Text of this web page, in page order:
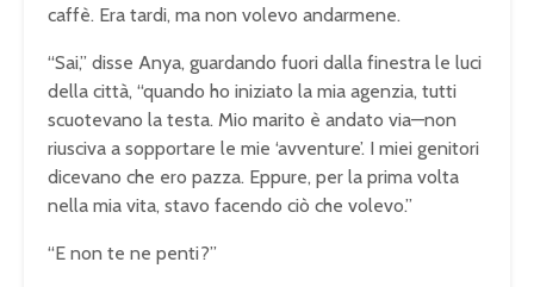
caffè. Era tardi, ma non volevo andarmene.
“Sai,” disse Anya, guardando fuori dalla finestra le luci
della città, “quando ho iniziato la mia agenzia, tutti
scuotevano la testa. Mio marito è andato via—non
riusciva a sopportare le mie ‘avventure’. I miei genitori
dicevano che ero pazza. Eppure, per la prima volta
nella mia vita, stavo facendo ciò che volevo.”
“E non te ne penti?”